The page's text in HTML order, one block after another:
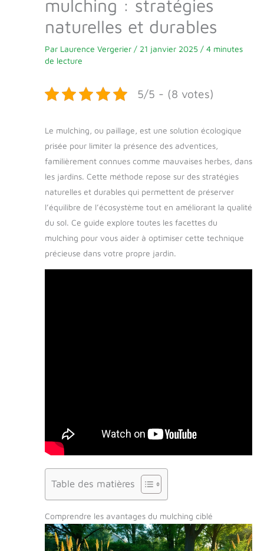
mulching : stratégies
naturelles et durables
Par Laurence Vergerier / 21 janvier 2025 / 4 minutes
de lecture
5/5 - (8 votes)
Le mulching, ou paillage, est une solution écologique
prisée pour limiter la présence des adventices,
familièrement connues comme mauvaises herbes, dans
les jardins. Cette méthode repose sur des stratégies
naturelles et durables qui permettent de préserver
l’équilibre de l’écosystème tout en améliorant la qualité
du sol. Ce guide explore toutes les facettes du
mulching pour vous aider à optimiser cette technique
précieuse dans votre propre jardin.
Table des matières
Comprendre les avantages du mulching ciblé